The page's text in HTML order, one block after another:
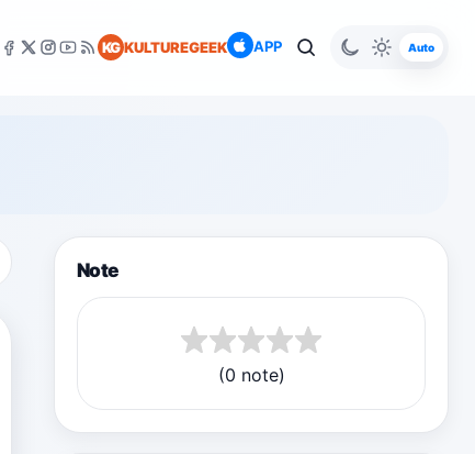
KG KULTUREGEEK APP Auto
Note
(0 note)